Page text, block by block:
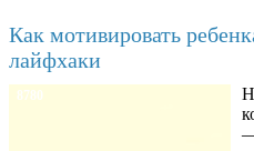
Как мотивировать
лайфхаки
8780